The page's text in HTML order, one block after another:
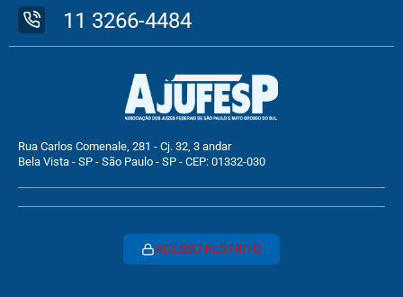
11 3266-4484
Rua Carlos Comenale, 281 - Cj. 32, 3 andar
Bela Vista - SP - São Paulo - SP - CEP: 01332-030
ACESSO RESTRITO